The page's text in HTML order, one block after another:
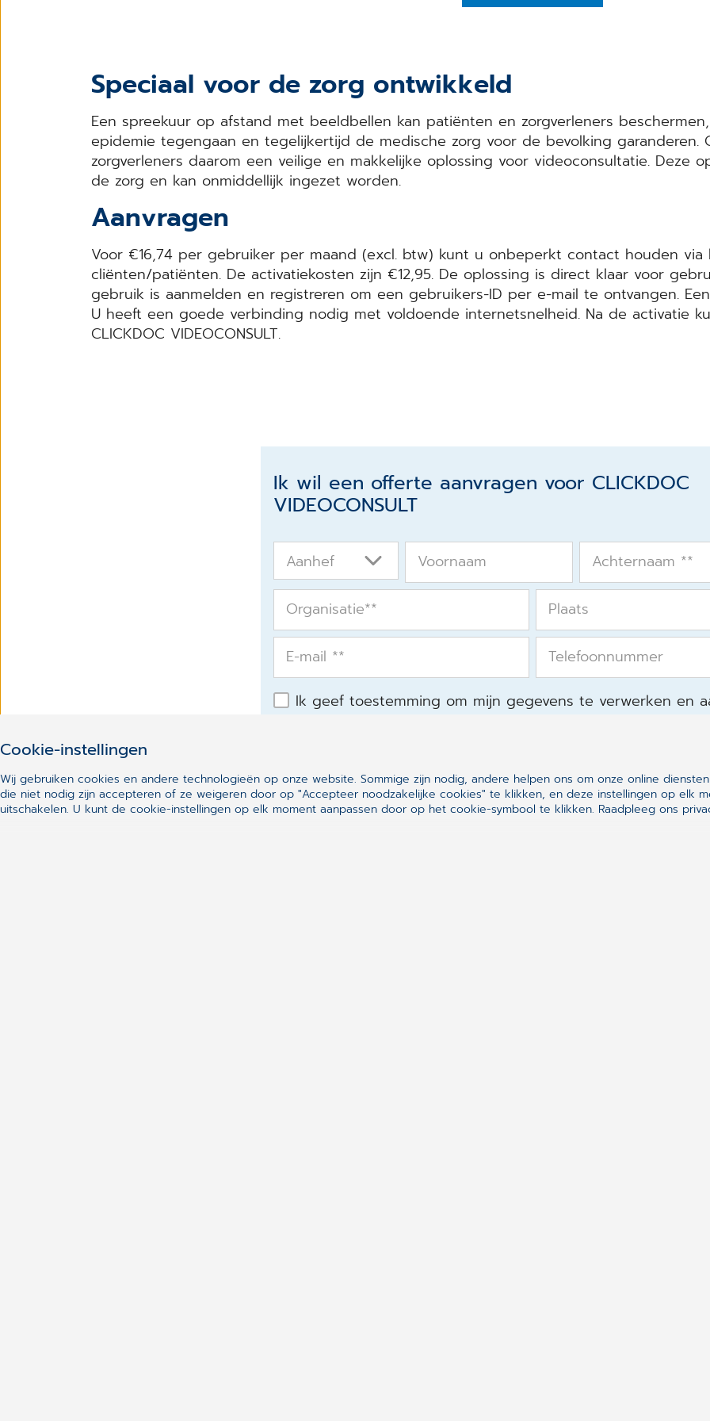
Speciaal voor de zorg ontwikkeld
Een spreekuur op afstand met beeldbellen kan patiënten en zorgverleners
epidemie tegengaan en tegelijkertijd de medische zorg voor de bevolking garanderen.
zorgverleners daarom een veilige en makkelijke oplossing voor videoconsultatie. Deze
de zorg en kan onmiddellijk ingezet worden.
Aanvragen
Voor €16,74 per gebruiker per maand (excl. btw) kunt u onbeperkt contact houden
cliënten/patiënten. De activatiekosten zijn €12,95. De oplossing is direct klaar voor
gebruik is aanmelden en registreren om een gebruikers-ID per e-mail te ontvangen.
U heeft een goede verbinding nodig met voldoende internetsnelheid. Na de activatie
CLICKDOC VIDEOCONSULT.
Ik wil een offerte aanvragen voor CLICKDOC
VIDEOCONSULT
Aanhef Voornaam Achternaam **
Organisatie** Plaats
E-mail **
Telefoonnummer
Ik geef toestemming om mijn gegevens te verwerken en
Cookie-instellingen
Wij gebruiken cookies en andere technologieën op onze website. Sommige zijn nodig, andere helpen ons om onze online
die niet nodig zijn accepteren of ze weigeren door op "Accepteer noodzakelijke cookies" te klikken, en deze instellingen op elk
uitschakelen. U kunt de cookie-instellingen op elk moment aanpassen door op het cookie-symbool te klikken. Raadpleeg ons